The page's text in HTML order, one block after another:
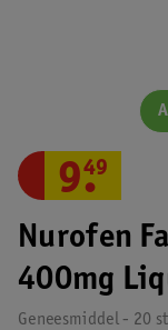
Nurofen
400mg
Geneesmiddel - 20
9.
49